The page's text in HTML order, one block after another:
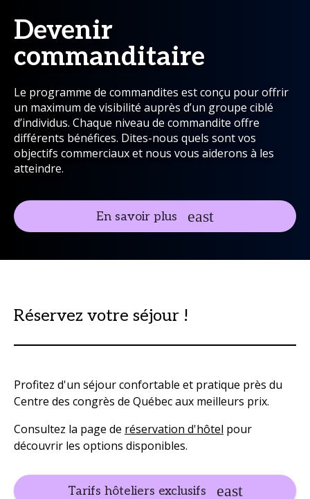
Devenir
commanditaire
Le programme de commandites est conçu pour offrir
un maximum de visibilité auprès d’un groupe ciblé
d’individus. Chaque niveau de commandite offre
différents bénéfices. Dites-nous quels sont vos
objectifs commerciaux et nous vous aiderons à les
atteindre.
En savoir plus
Réservez votre séjour !
Profitez d'un séjour confortable et pratique près du
Centre des congrès de Québec aux meilleurs prix.
Consultez la page de réservation d'hôtel pour
découvrir les options disponibles.
Tarifs hôteliers exclusifs